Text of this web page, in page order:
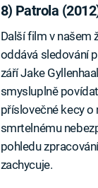
8) Patrola
Další film v našem
oddává sledování
září Jake
smysluplně
příslovečné kecy
smrtelnému
pohledu
zachycuje.